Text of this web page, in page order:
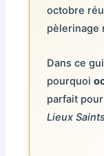
octobre
pèlerinage
Dans ce
pourquoi
parfait
Lieux